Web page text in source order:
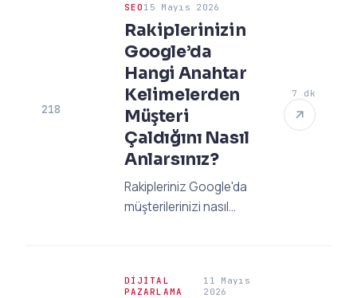
Etkili video reklamları ve
güncel maliyet rehberi
burada.
218
SEO 15 Mayıs 2026
Rakiplerinizin
Google’da
Hangi Anahtar
Kelimelerden
Müşteri
Çaldığını Nasıl
Anlarsınız?
Rakipleriniz Google'da
müşterilerinizi nasıl
kelime bulma
7 dk
DIJITAL
PAZARLAMA
11 Mayıs
2026